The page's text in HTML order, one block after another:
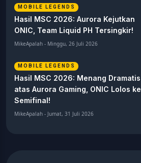
MOBILE LEGENDS
Hasil MSC 2026: Aurora Kejutkan
ONIC, Team Liquid PH Tersingkir!
MikeApalah - Minggu, 26 Juli 2026
MOBILE LEGENDS
Hasil MSC 2026: Menang Dramatis
atas Aurora Gaming, ONIC Lolos ke
Semifinal!
MikeApalah - Jumat, 31 Juli 2026